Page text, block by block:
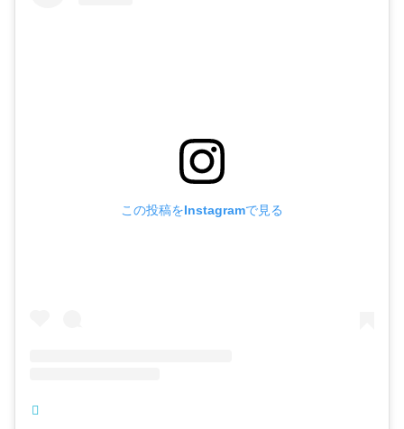
この投稿をInstagramで見る